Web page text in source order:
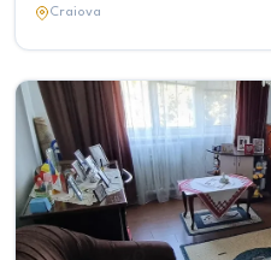
Craiova